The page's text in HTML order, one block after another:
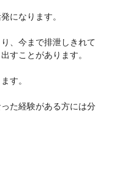
になります。
、今まで排泄しきれて
すことがあります。
す。
た経験がある方には分